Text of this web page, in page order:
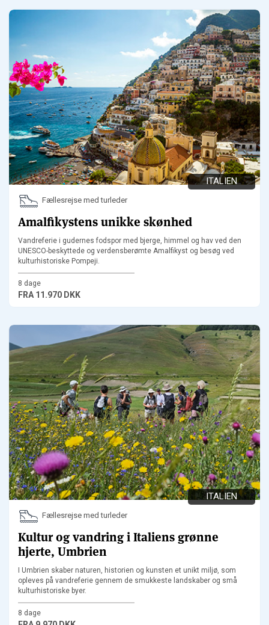
ITALIEN
Fællesrejse med turleder
Amalfikystens unikke skønhed
Vandreferie i gudernes fodspor med bjerge, himmel og hav ved den
UNESCO-beskyttede og verdensberømte Amalfikyst og besøg ved
kulturhistoriske Pompeji.
8 dage
FRA 11.970 DKK
ITALIEN
Fællesrejse med turleder
Kultur og vandring i Italiens grønne
hjerte, Umbrien
I Umbrien skaber naturen, historien og kunsten et unikt miljø, som
opleves på vandreferie gennem de smukkeste landskaber og små
kulturhistoriske byer.
8 dage